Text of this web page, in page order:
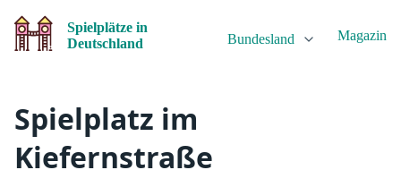
Spielplätze in
Deutschland
Bundesland Magazin
Spielplatz im
Kiefernstraße